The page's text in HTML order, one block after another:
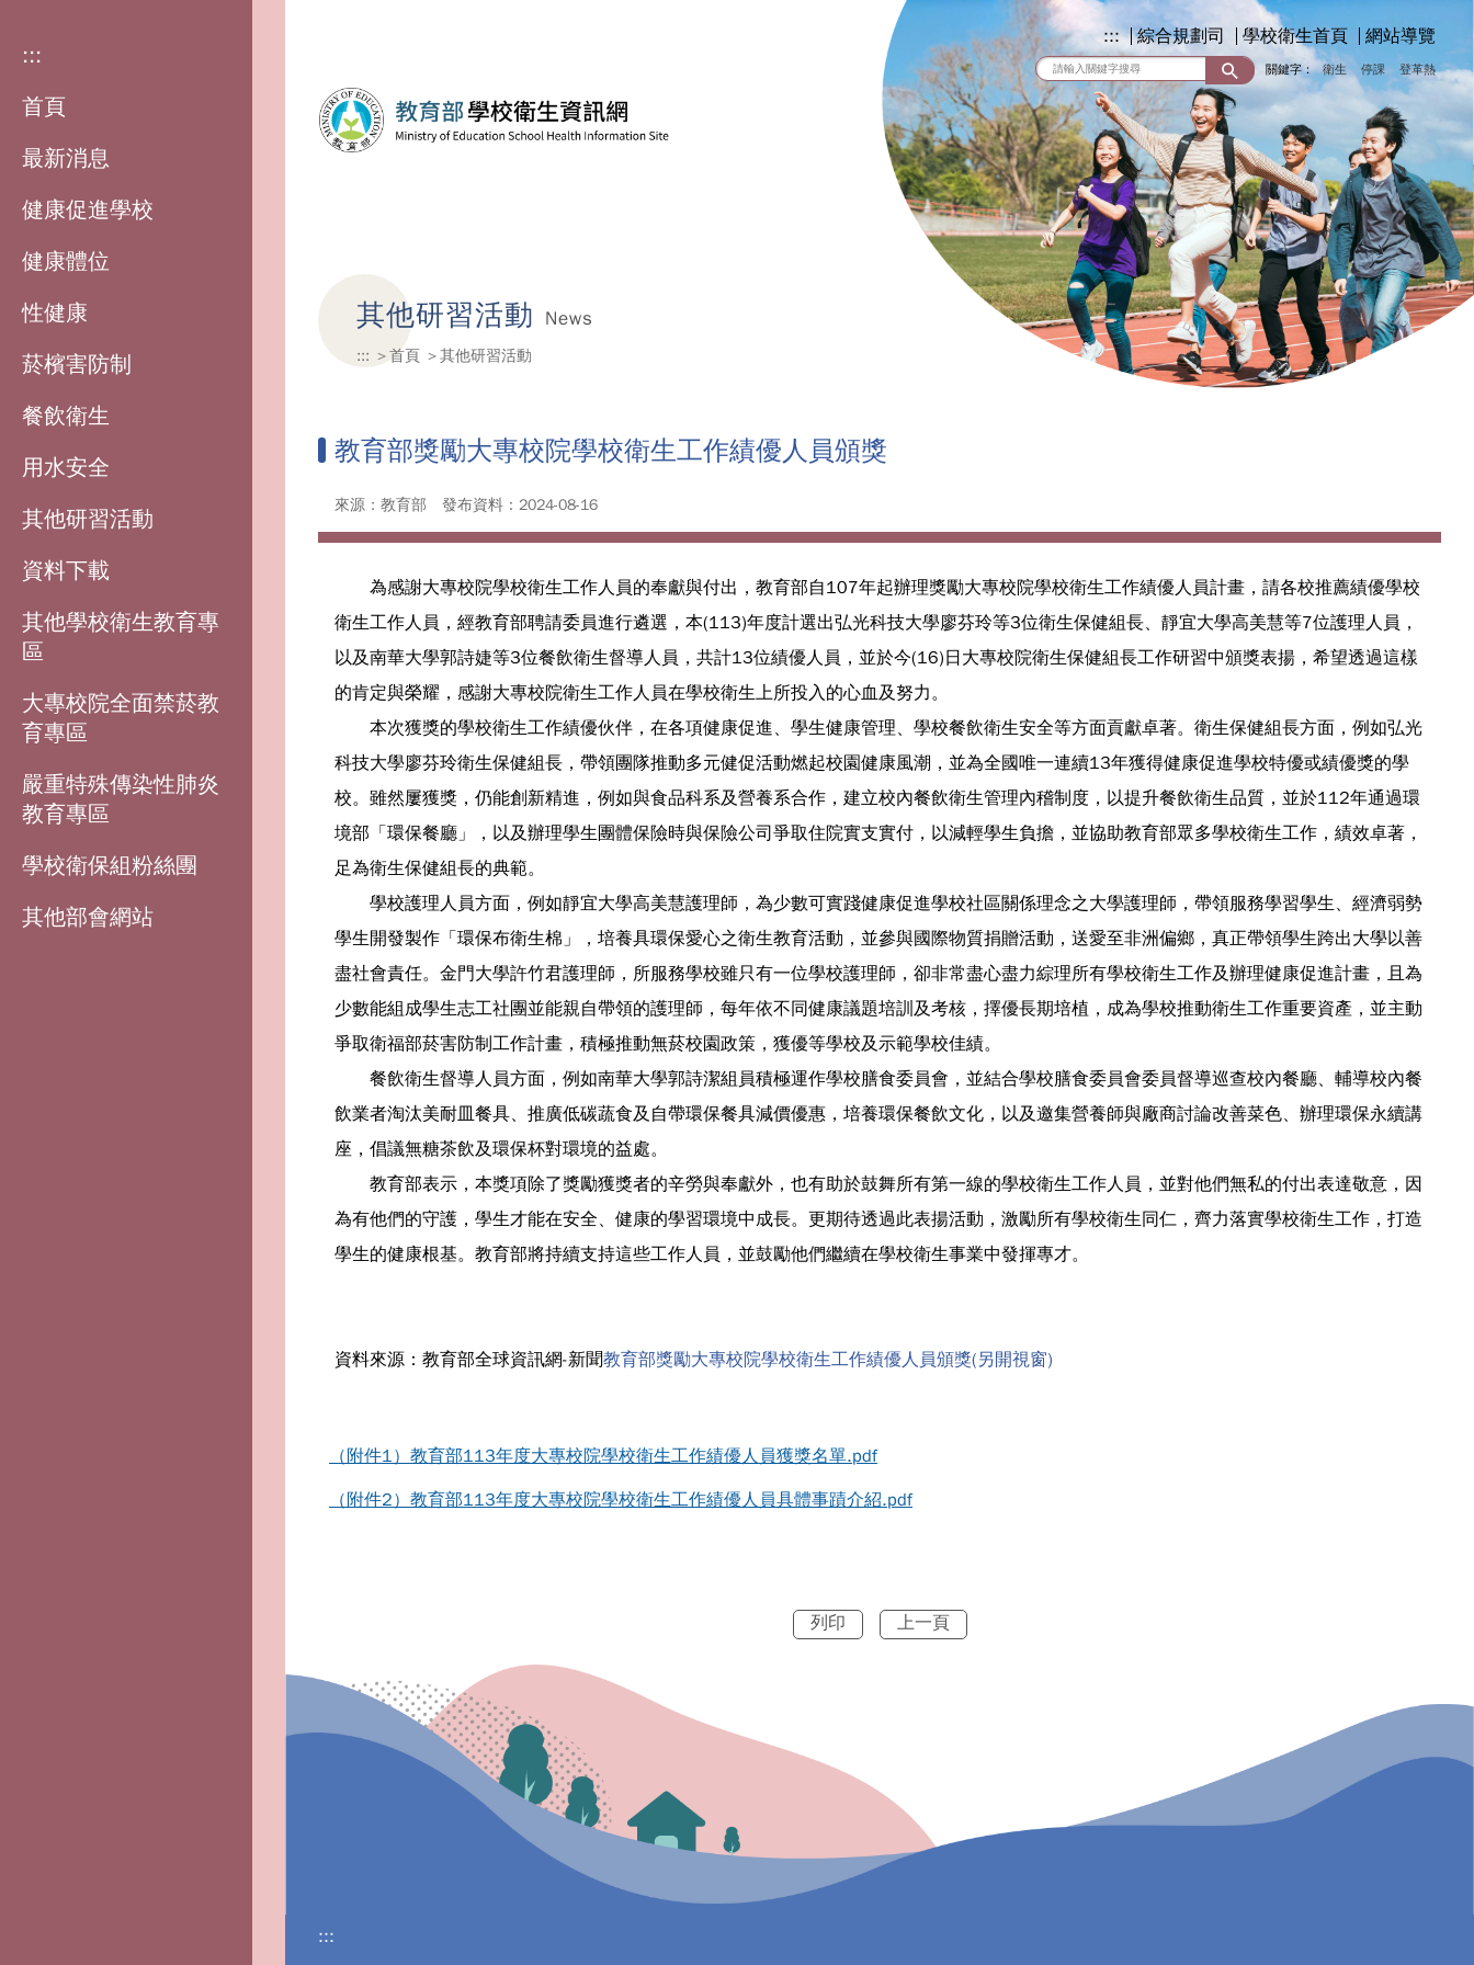
:::
首頁
最新消息
健康促進學校
健康體位
性健康
菸檳害防制
餐飲衛生
用水安全
其他研習活動
資料下載
其他學校衛生教育專
區
大專校院全面禁菸教
育專區
嚴重特殊傳染性肺炎
教育專區
學校衛保組粉絲團
其他部會網站
::: 綜合規劃司 學校衛生首頁 網站導覽
關鍵字： 衛生 停課 登革熱
其他研習活動 News
::: 首頁 其他研習活動
教育部獎勵大專校院學校衛生工作績優人員頒獎
來源：教育部 發布資料：2024-08-16
為感謝大專校院學校衛生工作人員的奉獻與付出，教育部自107年起辦理獎勵大專校院學校衛生工作績優人員計畫，請各校推薦績優學校
衛生工作人員，經教育部聘請委員進行遴選，本(113)年度計選出弘光科技大學廖芬玲等3位衛生保健組長、靜宜大學高美慧等7位護理人員，
以及南華大學郭詩婕等3位餐飲衛生督導人員，共計13位績優人員，並於今(16)日大專校院衛生保健組長工作研習中頒獎表揚，希望透過這樣
的肯定與榮耀，感謝大專校院衛生工作人員在學校衛生上所投入的心血及努力。
本次獲獎的學校衛生工作績優伙伴，在各項健康促進、學生健康管理、學校餐飲衛生安全等方面貢獻卓著。衛生保健組長方面，例如弘光
科技大學廖芬玲衛生保健組長，帶領團隊推動多元健促活動燃起校園健康風潮，並為全國唯一連續13年獲得健康促進學校特優或績優獎的學
校。雖然屢獲獎，仍能創新精進，例如與食品科系及營養系合作，建立校內餐飲衛生管理內稽制度，以提升餐飲衛生品質，並於112年通過環
境部「環保餐廳」，以及辦理學生團體保險時與保險公司爭取住院實支實付，以減輕學生負擔，並協助教育部眾多學校衛生工作，績效卓著，
足為衛生保健組長的典範。
學校護理人員方面，例如靜宜大學高美慧護理師，為少數可實踐健康促進學校社區關係理念之大學護理師，帶領服務學習學生、經濟弱勢
學生開發製作「環保布衛生棉」，培養具環保愛心之衛生教育活動，並參與國際物質捐贈活動，送愛至非洲偏鄉，真正帶領學生跨出大學以善
盡社會責任。金門大學許竹君護理師，所服務學校雖只有一位學校護理師，卻非常盡心盡力綜理所有學校衛生工作及辦理健康促進計畫，且為
少數能組成學生志工社團並能親自帶領的護理師，每年依不同健康議題培訓及考核，擇優長期培植，成為學校推動衛生工作重要資產，並主動
爭取衛福部菸害防制工作計畫，積極推動無菸校園政策，獲優等學校及示範學校佳績。
餐飲衛生督導人員方面，例如南華大學郭詩潔組員積極運作學校膳食委員會，並結合學校膳食委員會委員督導巡查校內餐廳、輔導校內餐
飲業者淘汰美耐皿餐具、推廣低碳蔬食及自帶環保餐具減價優惠，培養環保餐飲文化，以及邀集營養師與廠商討論改善菜色、辦理環保永續講
座，倡議無糖茶飲及環保杯對環境的益處。
教育部表示，本獎項除了獎勵獲獎者的辛勞與奉獻外，也有助於鼓舞所有第一線的學校衛生工作人員，並對他們無私的付出表達敬意，因
為有他們的守護，學生才能在安全、健康的學習環境中成長。更期待透過此表揚活動，激勵所有學校衛生同仁，齊力落實學校衛生工作，打造
學生的健康根基。教育部將持續支持這些工作人員，並鼓勵他們繼續在學校衛生事業中發揮專才。
資料來源：教育部全球資訊網-新聞教育部獎勵大專校院學校衛生工作績優人員頒獎(另開視窗)
（附件1）教育部113年度大專校院學校衛生工作績優人員獲獎名單.pdf
（附件2）教育部113年度大專校院學校衛生工作績優人員具體事蹟介紹.pdf
列印 上一頁
:::